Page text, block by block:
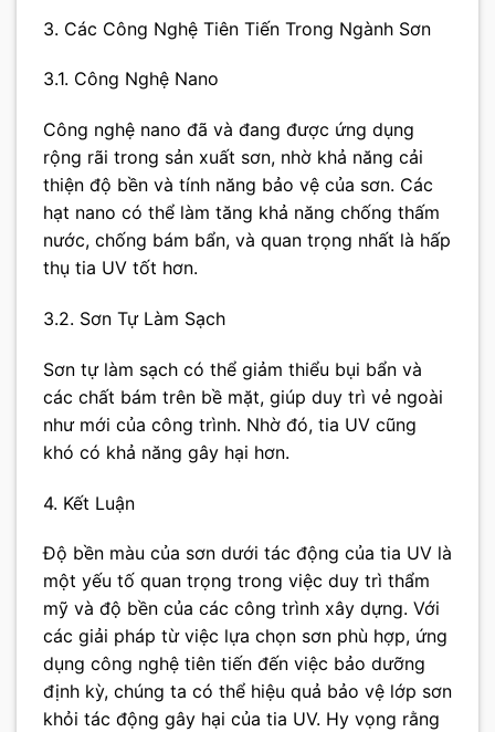
3. Các Công Nghệ Tiên Tiến Trong Ngành Sơn
3.1. Công Nghệ Nano
Công nghệ nano đã và đang được ứng dụng
rộng rãi trong sản xuất sơn, nhờ khả năng cải
thiện độ bền và tính năng bảo vệ của sơn. Các
hạt nano có thể làm tăng khả năng chống thấm
nước, chống bám bẩn, và quan trọng nhất là hấp
thụ tia UV tốt hơn.
3.2. Sơn Tự Làm Sạch
Sơn tự làm sạch có thể giảm thiểu bụi bẩn và
các chất bám trên bề mặt, giúp duy trì vẻ ngoài
như mới của công trình. Nhờ đó, tia UV cũng
khó có khả năng gây hại hơn.
4. Kết Luận
Độ bền màu của sơn dưới tác động của tia UV là
một yếu tố quan trọng trong việc duy trì thẩm
mỹ và độ bền của các công trình xây dựng. Với
các giải pháp từ việc lựa chọn sơn phù hợp, ứng
dụng công nghệ tiên tiến đến việc bảo dưỡng
định kỳ, chúng ta có thể hiệu quả bảo vệ lớp sơn
khỏi tác động gây hại của tia UV. Hy vọng rằng